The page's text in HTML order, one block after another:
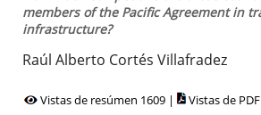
members of the Pacific Agreement in
infrastructure?
Raúl Alberto Cortés Villafradez
Vistas de resúmen 1609 | Vistas de